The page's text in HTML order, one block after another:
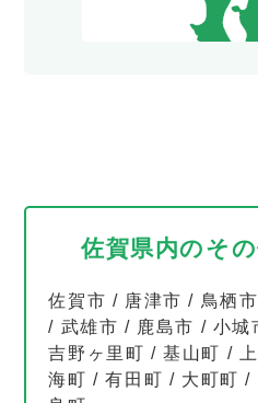
佐賀県内のそ
佐賀市 / 唐津市 / 鳥栖市
/ 武雄市 / 鹿島市 / 小城
吉野ヶ里町 /基山町 /
海町 /有田町 / 大町町 /